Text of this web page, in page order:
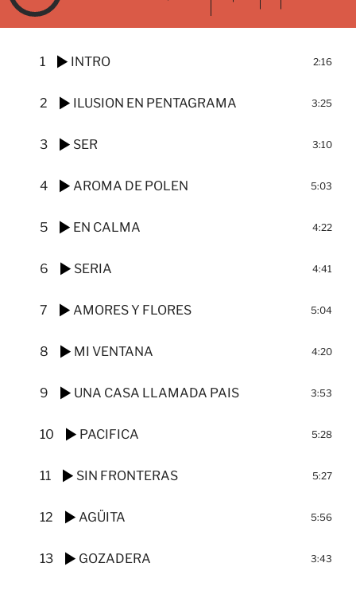
1 INTRO 2:16
2 ILUSION EN PENTAGRAMA 3:25
3 SER 3:10
4 AROMA DE POLEN 5:03
5 EN CALMA 4:22
6 SERIA 4:41
7 AMORES Y FLORES 5:04
8 MI VENTANA 4:20
9 UNA CASA LLAMADA PAIS 3:53
10 PACIFICA 5:28
11 SIN FRONTERAS 5:27
12 AGÜITA 5:56
13 GOZADERA 3:43